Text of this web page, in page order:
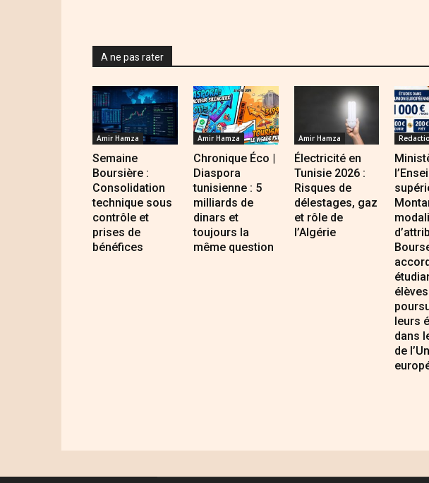
A ne pas rater
Amir Hamza
Semaine
Boursière :
Consolidation
technique sous
contrôle et
prises de
bénéfices
Amir Hamza
Chronique Éco |
Diaspora
tunisienne : 5
milliards de
dinars et
toujours la
même question
Amir Hamza
Électricité en
Tunisie 2026 :
Risques de
délestages, gaz
et rôle de
l’Algérie
leurs
dans
de